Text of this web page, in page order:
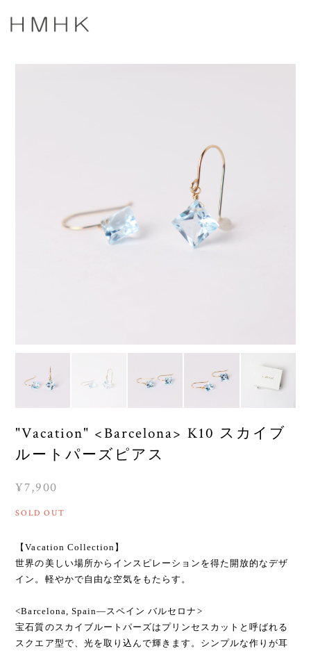
"Vacation" <Barcelona> K10 スカイブ
ルートパーズピアス
¥7,900
SOLD OUT
【Vacation Collection】
世界の美しい場所からインスピレーションを得た開放的なデザ
イン。軽やかで自由な空気をもたらす。
<Barcelona, Spain―スペイン バルセロナ>
宝石質のスカイブルートパーズはプリンセスカットと呼ばれる
スクエア型で、光を取り込んで輝きます。シンプルな作りが耳